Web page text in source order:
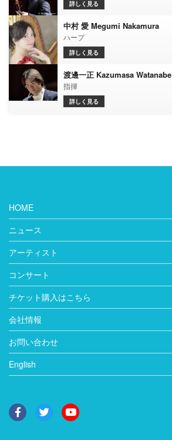
詳しく見る
中村 愛 Megumi Nakamura
ハープ
詳しく見る
渡邊一正 Kazumasa Watanabe
指揮
詳しく見る
HOME
ニュース
アーティスト
コンサート
チケット購入はこちら
会社情報
お問い合わせ
English